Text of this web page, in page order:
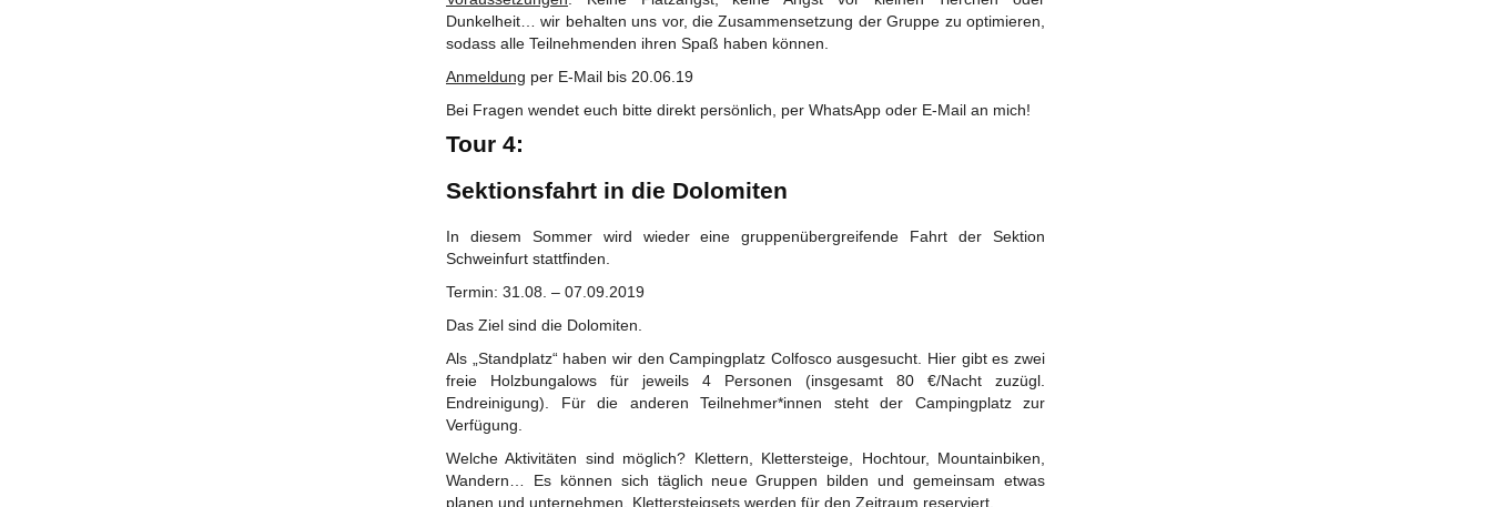
Dunkelheit… wir behalten uns vor, die Zusammensetzung der Gruppe zu optimieren,
sodass alle Teilnehmenden ihren Spaß haben können.
Anmeldung per E-Mail bis 20.06.19
Bei Fragen wendet euch bitte direkt persönlich, per WhatsApp oder E-Mail an mich!
Tour 4:
Sektionsfahrt in die Dolomiten
In diesem Sommer wird wieder eine gruppenübergreifende Fahrt der Sektion
Schweinfurt stattfinden.
Termin: 31.08. – 07.09.2019
Das Ziel sind die Dolomiten.
Als „Standplatz“ haben wir den Campingplatz Colfosco ausgesucht. Hier gibt es zwei
freie Holzbungalows für jeweils 4 Personen (insgesamt 80 €/Nacht zuzügl.
Endreinigung). Für die anderen Teilnehmer*innen steht der Campingplatz zur
Verfügung.
Welche Aktivitäten sind möglich? Klettern, Klettersteige, Hochtour, Mountainbiken,
Wandern… Es können sich täglich neue Gruppen bilden und gemeinsam etwas
planen und unternehmen. Klettersteigsets werden für den Zeitraum reserviert.